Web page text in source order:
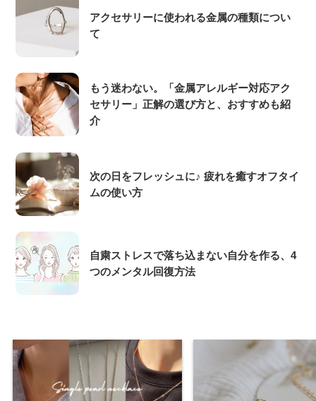
アクセサリーに使われる金属の種類につい
て
もう迷わない。「金属アレルギー対応アク
セサリー」正解の選び方と、おすすめも紹
介
次の日をフレッシュに♪ 疲れを癒すオフタイ
ムの使い方
自粛ストレスで落ち込まない自分を作る、4
つのメンタル回復方法